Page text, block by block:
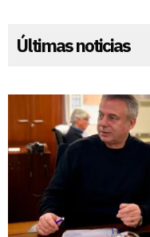
Últimas noticias